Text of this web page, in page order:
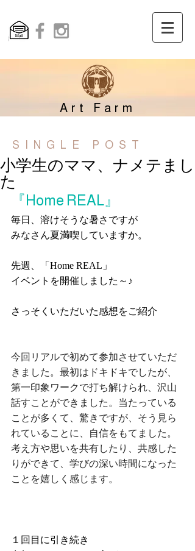
Art Farm
SINGLE POST
小学生のママ、ナメテまし
た
『Home REAL』
毎日、溶けそうな暑さですが
みなさん夏満喫していますか。
先週、
「Home REAL」
イベントを開催しました～♪
さっそくいただいた感想をご紹介
今回リアルで初めて参加させていただ
きました。最初はドキドキでしたが、
第一印象ワークで打ち解けられ、沢山
話すことができました。当たっている
ことが多くて、驚きですが、そう見ら
れていることに、自信をもてました。
考え方や思いを共有したり、共感した
りができて、学びの深い時間になった
ことを嬉しく感じます。
１回目に引き続き